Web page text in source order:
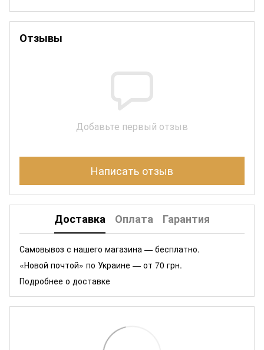
Отзывы
Добавьте первый отзыв
Написать отзыв
Доставка Оплата Гарантия
Самовывоз с нашего магазина — бесплатно.
«Новой почтой» по Украине — от 70 грн.
Подробнее о доставке